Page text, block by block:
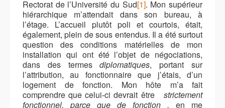
Rectorat de l’Université du Sud[1]. Mon supérieur
hiérarchique m’attendait dans son bureau, à
l’étage. L’accueil plutôt poli et courtois, était,
également, plein de sous entendus. Il a été surtout
question des conditions matérielles de mon
installation qui ont été l’objet de négociations,
dans des termesdiplomatiques, portant sur
l’attribution, au fonctionnaireque j’étais, d’un
logement de fonction. Mon hôte m’a fait
comprendreque celui-ci devrait êtrestrictement
fonctionnel, parce que de fonction , en me